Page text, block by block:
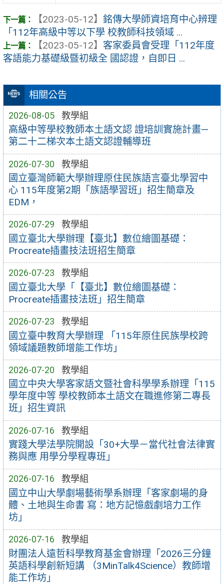
相關公告
2026-08-05 教學組
高級中等學校教師本土語文認 證培訓實施計畫—
第二十二梯次本土語文認證輔導班
2026-07-30 教學組
國立臺灣師範大學辦理原住民族語言臺北學習中
心 115年度第2期「族語學習班」招生簡章及
EDM，
2026-07-29 教學組
國立臺北大學辦理【臺北】數位繪圖基礎：
Procreate插畫技法班招生簡章
2026-07-23 教學組
國立臺北大學「【臺北】數位繪圖基礎：
Procreate插畫技法班」招生簡章
2026-07-23 教學組
國立臺中教育大學辦理 「115年原住民族學校跨
領域議題教師增能工作坊」
2026-07-20 教學組
國立中央大學客家語文暨社會科學學系辦理「115
學年度中等 學校教師本土語文在職進修第二專長
班」招生資訊
2026-07-16 教學組
實踐大學法學院開設「30+大學－當代社會法律實
務與應 用學分學程專班」
2026-07-16 教學組
國立中山大學劇場藝術學系辦理「客家劇場的身
體、土地與生命書 寫：地方記憶戲劇培力工作
坊」
2026-07-16 教學組
財團法人遠哲科學教育基金會辦理「2026三分鐘
英語科學創新短講 （3MinTalk4Science）教師增
能工作坊」
【2023-05-12】 銘傳大學師資培育中心辨理
「112年高級中等以下學 校教師科技領域 ...
【2023-05-12】 客家委員會受理「112年度
客語能力基礎級暨初級全 國認證，自即日 ...